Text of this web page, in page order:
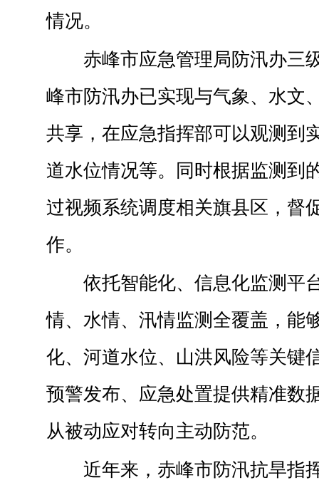
情况。
赤峰市应急管理局防汛办三
峰市防汛办已实现与气象、水文
共享，在应急指挥部可以观测到
道水位情况等。同时根据监测到
过视频系统调度相关旗县区，督
作。
依托智能化、信息化监测平
情、水情、汛情监测全覆盖，能
化、河道水位、山洪风险等关键
预警发布、应急处置提供精准数
从被动应对转向主动防范。
近年来，赤峰市防汛抗旱指